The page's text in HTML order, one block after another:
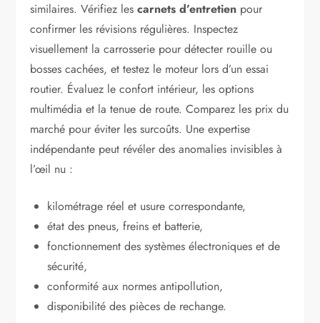
similaires. Vérifiez lescarnets d’entretien pour
confirmer les révisions régulières. Inspectez
visuellement la carrosserie pour détecter rouille ou
bosses cachées, et testez le moteur lors d’un essai
routier. Évaluez le confort intérieur, les options
multimédia et la tenue de route. Comparez les prix du
marché pour éviter les surcoûts. Une expertise
indépendante peut révéler des anomalies invisibles à
l’œil nu :
kilométrage réel et usure correspondante,
état des pneus, freins et batterie,
fonctionnement des systèmes électroniques et de
sécurité,
conformité aux normes antipollution,
disponibilité des pièces de rechange.